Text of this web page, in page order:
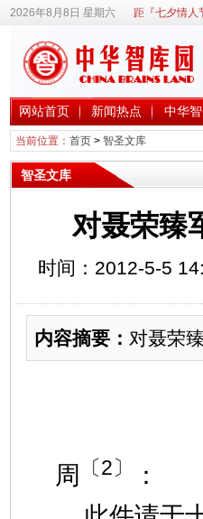
2026年8月8日 星期六 距『七夕情人
网站首页 新闻热点 中华
当前位置： 首页> 智圣文库
智圣文库
对聂荣臻
时间：2012-5-5
内容摘要： 对聂荣
周
〔2〕
：